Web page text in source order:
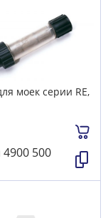
моек серии RE,
4900 500